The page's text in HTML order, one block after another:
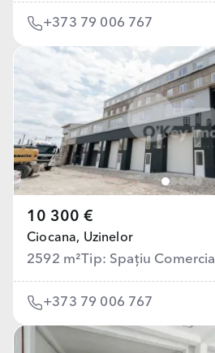
+373 79 006 767
10 300 €
Ciocana, Uzinelor
2592 m²Tip: Spațiu Comercial
+373 79 006 767